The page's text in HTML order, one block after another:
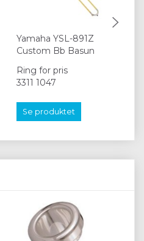
Yamaha YSL-891Z
Custom Bb Basun
Ring for pris
3311 1047
Se produktet